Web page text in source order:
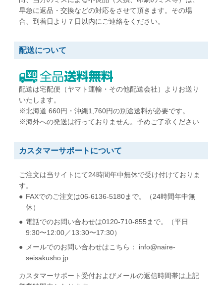
W190 x H240 mm
A5用紙が折らずに入る
W162 x H229 mm
A5用紙が折らずに入る
角形7号
B6用紙が折らずに入る
早急に返品・交換などの対応をさせて頂きます。その場
合、到着日より７日以内にご連絡をください。
配送について
配送は宅配便（ヤマト運輸・その他配送会社）よりお送り
いたします。
※北海道 660円・沖縄1,760円の別途送料が必要です。
※海外への発送は行っておりません。予めご了承ください
カスタマーサポートについて
ご注文は当サイトにて24時間年中無休で受け付けておりま
す。
FAXでのご注文は06-6136-5180まで。（24時間年中無
休）
電話でのお問い合わせは0120-710-855まで。（平日
9:30〜12:00／13:30〜17:30）
メールでのお問い合わせはこちら： info@naire-
seisakusho.jp
カスタマーサポート受付およびメールの返信時間帯は上記